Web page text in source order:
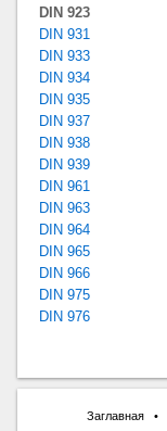
DIN 923
DIN 931
DIN 933
DIN 934
DIN 935
DIN 937
DIN 938
DIN 939
DIN 961
DIN 963
DIN 964
DIN 965
DIN 966
DIN 975
DIN 976
Заглавная •